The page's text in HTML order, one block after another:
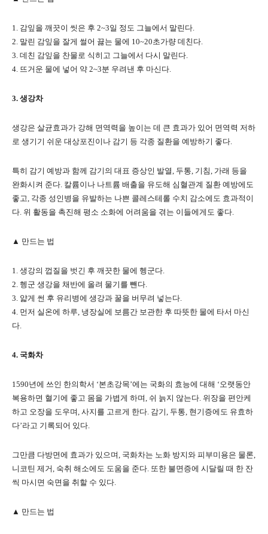
1. 감잎을 깨끗이 씻은 후 2~3일 정도 그늘에서 말린다.
2. 말린 감잎을 잘게 썰어 끓는 물에 10~20초가량 데친다.
3. 데친 감잎을 찬물로 식히고 그늘에서 다시 말린다.
4. 뜨거운 물에 넣어 약 2~3분 우려낸 후 마신다.
3. 생강차
생강은 살균효과가 강해 면역력을 높이는 데 큰 효과가 있어 면역력 저하
로 생기기 쉬운 대상포진이나 감기 등 각종 질환을 예방하기 좋다.
특히 감기 예방과 함께 감기의 대표 증상인 발열, 두통, 기침, 가래 등을
완화시켜 준다. 칼륨이나 나트륨 배출을 유도해 심혈관계 질환 예방에도
좋고, 각종 성인병을 유발하는 나쁜 콜레스테롤 수치 감소에도 효과적이
다. 위 활동을 촉진해 평소 소화에 어려움을 겪는 이들에게도 좋다.
▲ 만드는 법
1. 생강의 껍질을 벗긴 후 깨끗한 물에 헹군다.
2. 헹군 생강을 채반에 올려 물기를 뺀다.
3. 얇게 썬 후 유리병에 생강과 꿀을 버무려 넣는다.
4. 먼저 실온에 하루, 냉장실에 보름간 보관한 후 따뜻한 물에 타서 마신
다.
4. 국화차
1590년에 쓰인 한의학서 ‘본초강목’에는 국화의 효능에 대해 ‘오랫동안
복용하면 혈기에 좋고 몸을 가볍게 하며, 쉬 늙지 않는다. 위장을 편안케
하고 오장을 도우며, 사지를 고르게 한다. 감기, 두통, 현기증에도 유효하
다’라고 기록되어 있다.
그만큼 다방면에 효과가 있으며, 국화차는 노화 방지와 피부미용은 물론,
니코틴 제거, 숙취 해소에도 도움을 준다. 또한 불면증에 시달릴 때 한 잔
씩 마시면 숙면을 취할 수 있다.
▲ 만드는 법